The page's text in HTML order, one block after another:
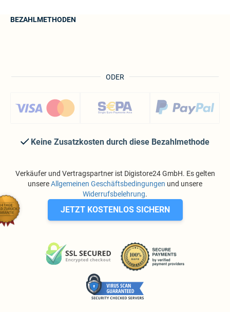
ODER
BEZAHLMETHODEN
Keine Zusatzkosten durch diese Bezahlmethode
Verkäufer und Vertragspartner ist Digistore24 GmbH. Es gelten
unsereAllgemeinen Geschäftsbedingungen und unsere
Widerrufsbelehrung.
JETZT KOSTENLOS SICHERN